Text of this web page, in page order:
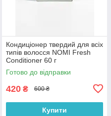
Кондиціонер твердий для всіх
типів волосся NOMI Fresh
Conditioner 60 г
Готово до відправки
420 ₴ 600 ₴
Купити